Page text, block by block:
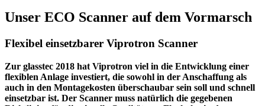
Unser ECO Scanner auf dem Vormarsch
Flexibel einsetzbarer Viprotron Scanner
Zur glasstec 2018 hat Viprotron viel in die Entwicklung einer
flexiblen Anlage investiert, die sowohl in der Anschaffung als
auch in den Montagekosten überschaubar sein soll und schnell
einsetzbar ist. Der Scanner muss natürlich die gegebenen